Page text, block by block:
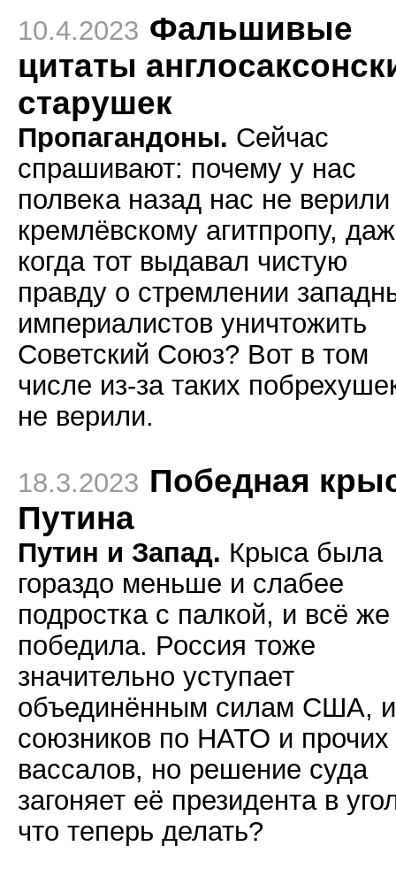
10.4.2023 Фальшивые
цитаты
старушек
Пропагандоны. Сейчас
спрашивают: почему у нас
полвека назад нас не верили
кремлёвскому агитпропу,
когда тот выдавал чистую
правду о стремлении
империалистов уничтожить
Советский Союз? Вот в том
числе из-за таких
не верили.
18.3.2023 Победная
Путина
Путин и Запад. Крыса была
гораздо меньше и слабее
подростка с палкой, и всё же
победила. Россия тоже
значительно уступает
объединённым силам США,
союзников по НАТО и прочих
вассалов, но решение суда
загоняет её президента в
что теперь делать?